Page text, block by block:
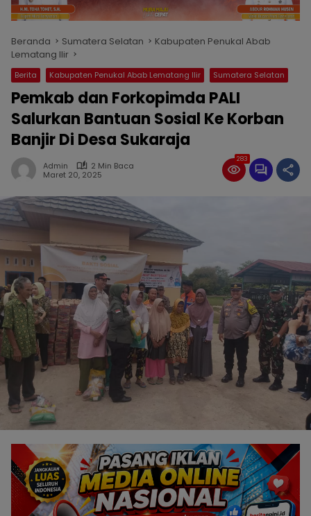
Beranda Sumatera Selatan
Kabupaten Penukal Abab
Lematang Ilir
Berita Kabupaten Penukal Abab Lematang Ilir Sumatera Selatan
Pemkab dan Forkopimda PALI
Salurkan Bantuan Sosial Ke Korban
Banjir Di Desa Sukaraja
Admin
2 Min Baca
Maret 20, 2025
283